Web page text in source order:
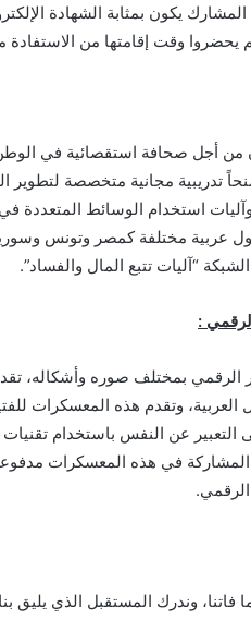
يكون بمثابة الشهادة
يحضروا وقت إقامتها من الاستفادة
من أجل صحافة استقصائية في
تدريبية مجانية متخصصة لتطوير
استخدام الوسائط المتعددة
عربية مختلفة كمصر وتونس
“آليات تتبع المال والفساد”.
الرقمي بمختلف صوره وأشكاله،
التعبير عن النفس باستخدام
المشاركة في هذه المعسكرات
وندرك المستقبل الذي يليق